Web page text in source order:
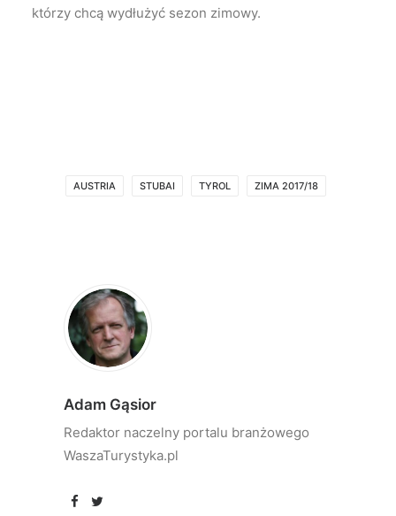
którzy chcą wydłużyć sezon zimowy.
AUSTRIA STUBAI TYROL ZIMA 2017/18
Adam Gąsior
Redaktor naczelny portalu branżowego
WaszaTurystyka.pl